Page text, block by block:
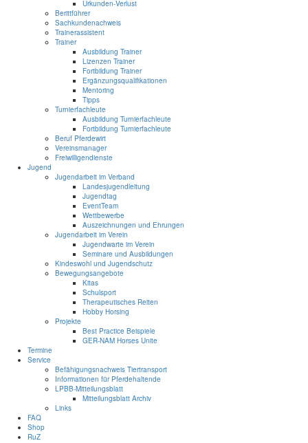
Urkunden-Verlust
Berittführer
Sachkundenachweis
Trainerassistent
Trainer
Ausbildung Trainer
Lizenzen Trainer
Fortbildung Trainer
Ergänzungsqualifikationen
Mentoring
Tipps
Turnierfachleute
Ausbildung Turnierfachleute
Fortbildung Turnierfachleute
Beruf Pferdewirt
Vereinsmanager
Freiwilligendienste
Jugend
Jugendarbeit im Verband
Landesjugendleitung
Jugendtag
EventTeam
Wettbewerbe
Auszeichnungen und Ehrungen
Jugendarbeit im Verein
Jugendwarte im Verein
Seminare und Ausbildungen
Kindeswohl und Jugendschutz
Bewegungsangebote
Kitas
Schulsport
Therapeutisches Reiten
Hobby Horsing
Projekte
Best Practice Beispiele
GER-NAM Horses Unite
Termine
Service
Befähigungsnachweis Tiertransport
Informationen für Pferdehaltende
LPBB-Mitteilungsblatt
Mitteilungsblatt Archiv
Links
FAQ
Shop
RuZ